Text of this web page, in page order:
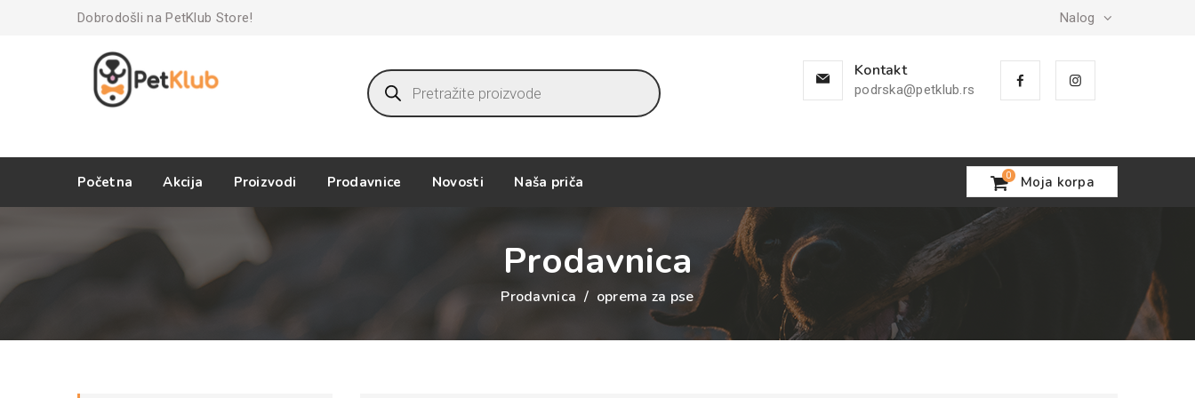
Nalog
Dobrodošli na PetKlub Store!
Products
search
Kontakt
podrska@petklub.rs
Početna Akcija Proizvodi Prodavnice Novosti Naša priča Moja korpa
0
Prodavnica
Prodavnica / oprema za pse